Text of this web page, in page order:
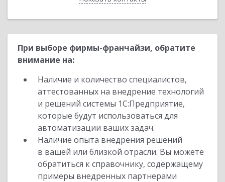
При выборе фирмы-франчайзи, обратите
внимание на:
Наличие и количество специалистов,
аттестованных на внедрение технологий
и решений системы 1С:Предприятие,
которые будут использоваться для
автоматизации ваших задач.
Наличие опыта внедрения решений
в вашей или близкой отрасли. Вы можете
обратиться к справочнику, содержащему
примеры внедренных партнерами